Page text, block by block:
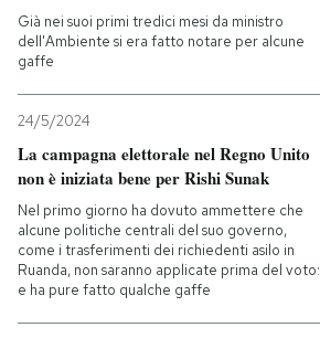
Già nei suoi primi tredici mesi da ministro
dell'Ambiente si era fatto notare per alcune
gaffe
24/5/2024
La campagna elettorale nel Regno Unito
non è iniziata bene per Rishi Sunak
Nel primo giorno ha dovuto ammettere che
alcune politiche centrali del suo governo,
come i trasferimenti dei richiedenti asilo in
Ruanda, non saranno applicate prima del voto:
e ha pure fatto qualche gaffe